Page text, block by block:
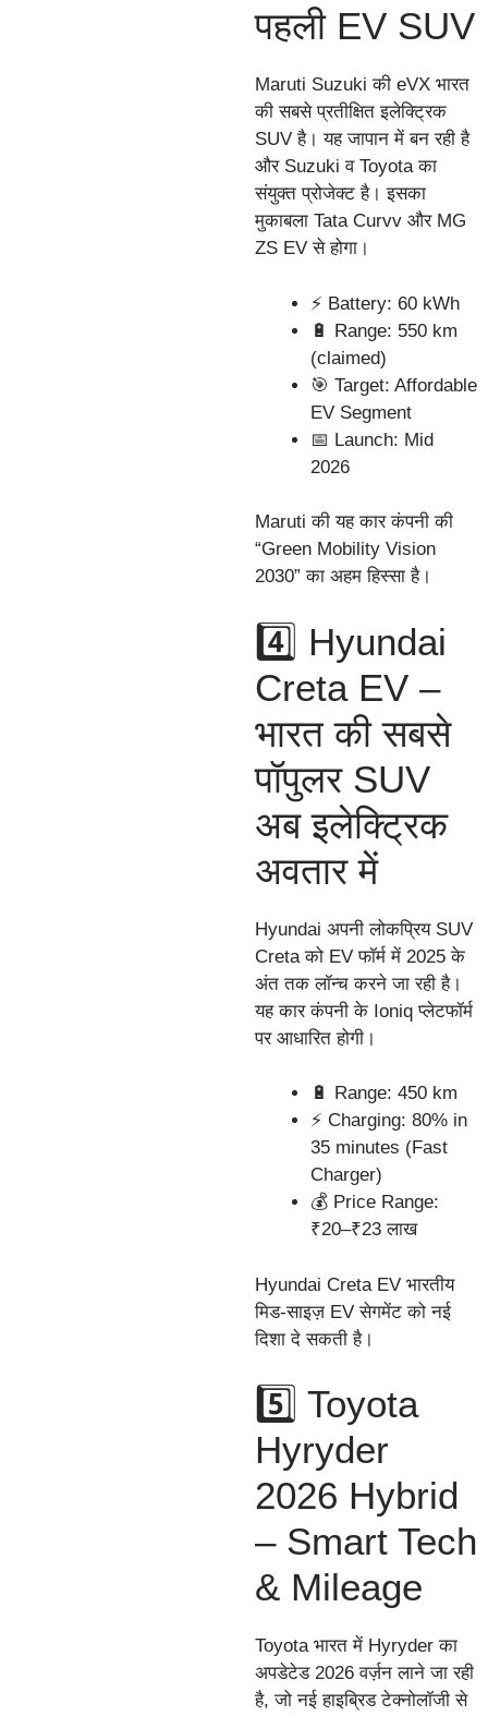
पहली EV SUV
Maruti Suzuki की eVX भारत
की सबसे प्रतीक्षित इलेक्ट्रिक
SUV है। यह जापान में बन रही है
और Suzuki व Toyota का
संयुक्त प्रोजेक्ट है। इसका
मुकाबला Tata Curvv और MG
ZS EV से होगा।
⚡ Battery: 60 kWh
🔋 Range: 550 km
(claimed)
🎯 Target: Affordable
EV Segment
📅 Launch: Mid
2026
Maruti की यह कार कंपनी की
“Green Mobility Vision
2030” का अहम हिस्सा है।
4️⃣ Hyundai
Creta EV –
भारत की सबसे
पॉपुलर SUV
अब इलेक्ट्रिक
अवतार में
Hyundai अपनी लोकप्रिय SUV
Creta को EV फॉर्म में 2025 के
अंत तक लॉन्च करने जा रही है।
यह कार कंपनी के Ioniq प्लेटफॉर्म
पर आधारित होगी।
🔋 Range: 450 km
⚡ Charging: 80% in
35 minutes (Fast
Charger)
💰 Price Range:
₹20–₹23 लाख
Hyundai Creta EV भारतीय
मिड-साइज़ EV सेगमेंट को नई
दिशा दे सकती है।
5️⃣ Toyota
Hyryder
2026 Hybrid
– Smart Tech
& Mileage
Toyota भारत में Hyryder का
अपडेटेड 2026 वर्ज़न लाने जा रही
है, जो नई हाइब्रिड टेक्नोलॉजी से